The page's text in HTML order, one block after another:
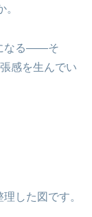
なる――そ
感を生んでい
した図です。